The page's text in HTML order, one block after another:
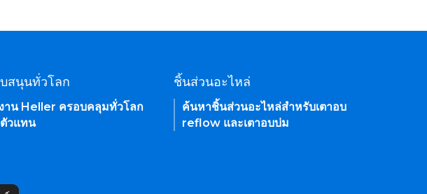
สนุนทั่วโลก
าน Heller ครอบคลุมทั่วโลก
วแทน
ชิ้นส่วนอะไหล่
ค้นหาชิ้นส่วนอะไหล่สำหรับเตาอบ
reflow และเตาอบบ่ม